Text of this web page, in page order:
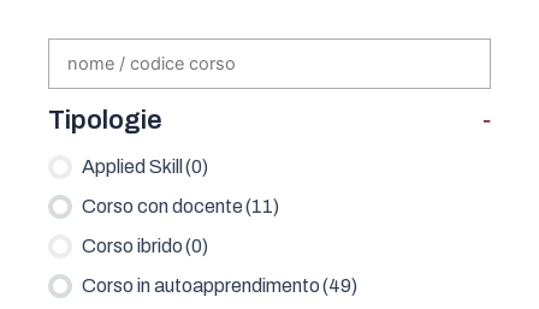
Tipologie -
Applied Skill (0)
Corso con docente(11)
Corso ibrido(0)
Corso in autoapprendimento(49)